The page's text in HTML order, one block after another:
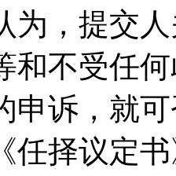
为，提交
和不受任
申诉，就
任择议定